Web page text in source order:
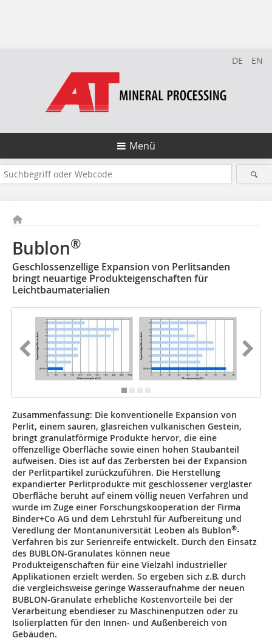
DE EN
Menü
Bublon®
Geschlossenzellige Expansion von Perlitsanden
bringt neuartige Produkteigenschaften für
Leichtbaumaterialien
Zusammenfassung: Die konventionelle Expansion von
Perlit, einem sauren, glasreichen vulkanischen Gestein,
bringt granulatförmige Produkte hervor, die eine
offenzellige Oberfläche sowie einen hohen Staubanteil
aufweisen. Dies ist auf das Zerbersten bei der Expansion
der Perlitpartikel zurückzuführen. Die Herstellung
expandierter Perlitprodukte mit geschlossener verglaster
Oberfläche beruht auf einem völlig neuen Verfahren und
wurde im Zuge einer Forschungskooperation der Firma
Binder+Co AG und dem Lehrstuhl für Aufbereitung und
Veredlung der Montanuniversität Leoben als Bublon®-
Verfahren bis zur Serienreife entwickelt. Durch den Einsatz
des BUBLON-Granulates können neue
Produkteigenschaften für eine Vielzahl industrieller
Applikationen erzielt werden. So ergeben sich z.B. durch
die vergleichsweise geringe Wasseraufnahme der neuen
BUBLON-Granulate erhebliche Kostenvorteile bei der
Verarbeitung ebendieser zu Maschinenputzen oder zu
Isolierplatten für den Innen- und Außenbereich von
Gebäuden.